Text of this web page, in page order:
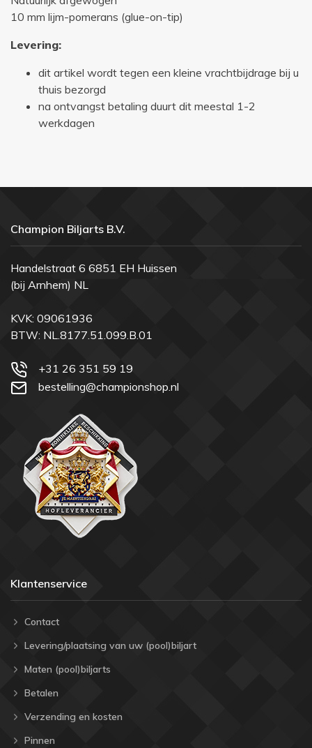
10 mm lijm-pomerans (glue-on-tip)
Levering:
dit artikel wordt tegen een kleine vrachtbijdrage bij u
thuis bezorgd
na ontvangst betaling duurt dit meestal 1-2
werkdagen
Champion Biljarts B.V.
Handelstraat 6 6851 EH Huissen
(bij Arnhem) NL
KVK: 09061936
BTW: NL.8177.51.099.B.01
+31 26 351 59 19
bestelling@championshop.nl
Klantenservice
Contact
Levering/plaatsing van uw (pool)biljart
Maten (pool)biljarts
Betalen
Verzending en kosten
Pinnen